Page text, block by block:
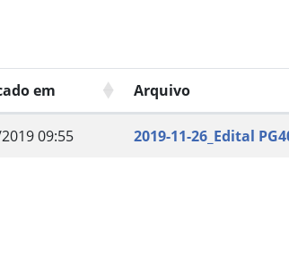
em Arquivo
09:55 2019-11-26_Edital